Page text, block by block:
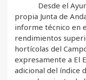
Desde el
propia Junta de
informe técnico en
rendimientos
hortícolas del
expresamente a El
adicional del índice